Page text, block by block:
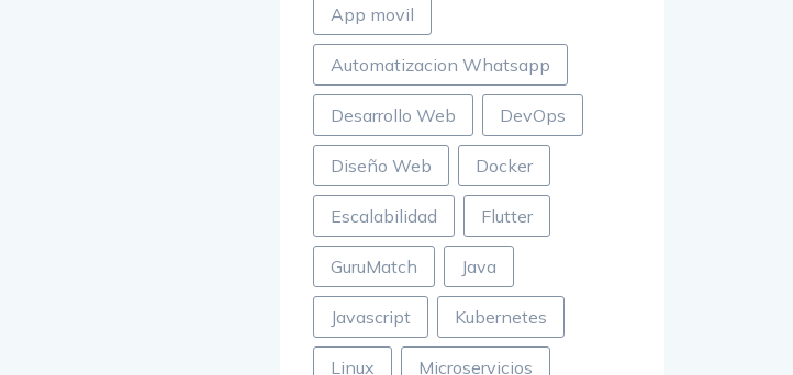
App movil
Automatizacion Whatsapp
Desarrollo Web DevOps
Diseño Web Docker
Escalabilidad Flutter
GuruMatch Java
Javascript Kubernetes
Linux Microservicios